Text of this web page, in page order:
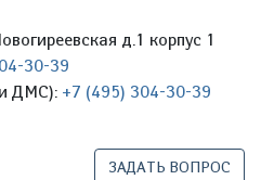
д.1 корпус 1
30-39
ДМС): +7 (495) 304-30-39
ЗАДАТЬ ВОПРОС